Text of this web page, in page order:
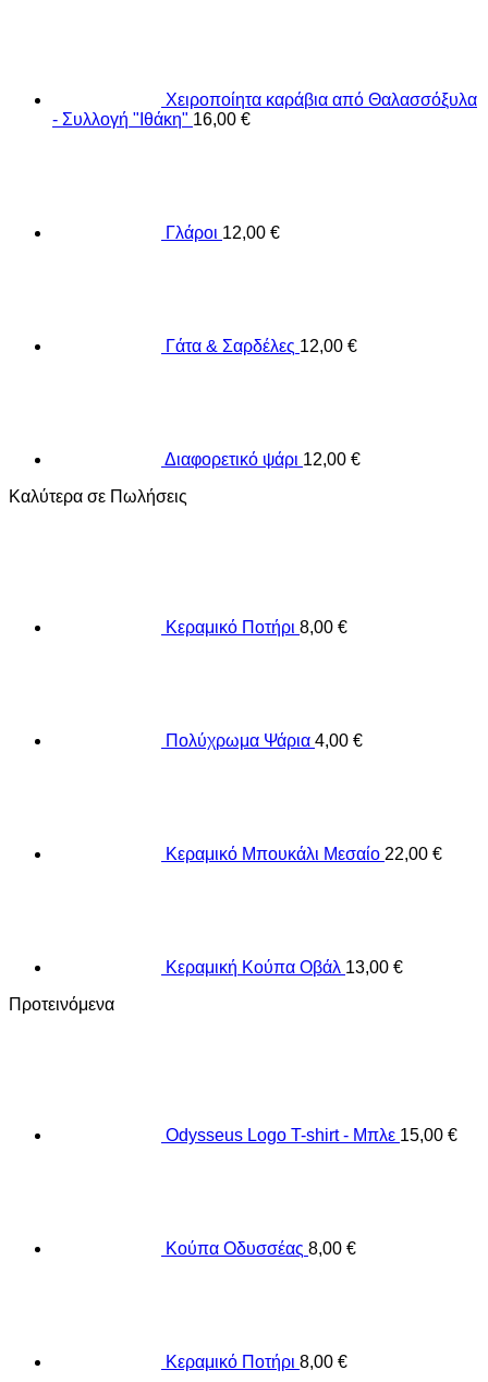
Χειροποίητα καράβια από Θαλασσόξυλα
- Συλλογή "Ιθάκη" 16,00 €
Γλάροι 12,00 €
Γάτα & Σαρδέλες 12,00 €
Διαφορετικό ψάρι 12,00 €
Καλύτερα σε Πωλήσεις
Κεραμικό Ποτήρι 8,00 €
Πολύχρωμα Ψάρια 4,00 €
Κεραμικό Μπουκάλι Μεσαίο 22,00 €
Κεραμική Κούπα Οβάλ 13,00 €
Προτεινόμενα
Odysseus Logo T-shirt - Μπλε 15,00 €
Κούπα Οδυσσέας 8,00 €
Κεραμικό Ποτήρι 8,00 €